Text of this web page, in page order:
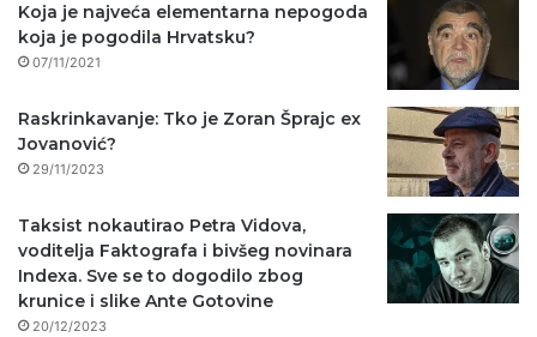
Koja je najveća elementarna nepogoda
koja je pogodila Hrvatsku?
07/11/2021
Raskrinkavanje: Tko je Zoran Šprajc ex
Jovanović?
29/11/2023
Taksist nokautirao Petra Vidova,
voditelja Faktografa i bivšeg novinara
Indexa. Sve se to dogodilo zbog
krunice i slike Ante Gotovine
20/12/2023